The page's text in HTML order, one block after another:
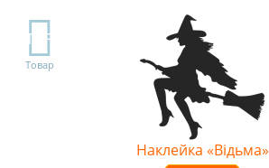
TOP
Товар
Наклейка «Відьма»